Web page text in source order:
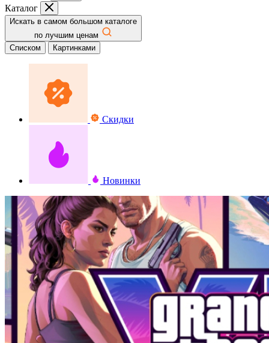
Каталог
Искать в самом большом каталоге
по лучшим ценам
Списком
Картинками
Скидки
Новинки